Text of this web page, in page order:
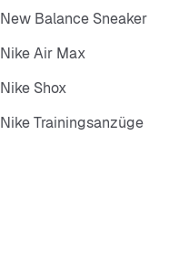
New Balance Sneaker
Nike Air Max
Nike Shox
Nike Trainingsanzüge